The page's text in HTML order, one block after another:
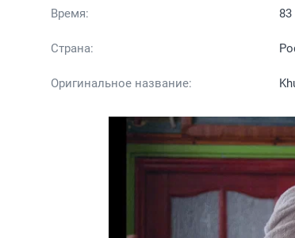
Время:
Страна:
Оригинальное название: